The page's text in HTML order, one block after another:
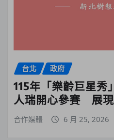
台北 政府
115年「樂齡巨星
人瑞開心參賽 展
合作媒體 6 月 25, 2026